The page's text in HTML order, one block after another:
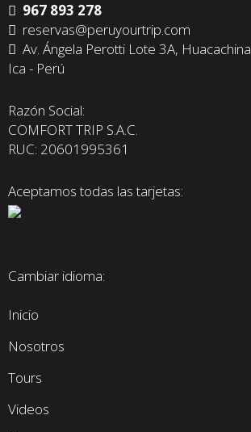
967 893 278
reservas@peruyourtrip.com
Av. Ángela Perotti Lote 3A, Huacachina
Ica - Perú
Razón Social:
COMFORT TRIP S.A.C.
RUC: 20601995361
Aceptamos todas las tarjetas:
Cambiar idioma:
Inicio
Nosotros
Tours
Videos